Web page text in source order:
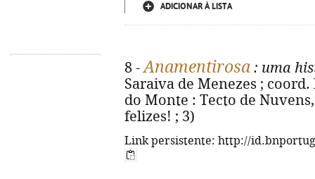
ADICIONAR À LISTA
8 -Anamentirosa : uma
Saraiva de Menezes ;
do Monte : Tecto de
felizes! ; 3)
Link persistente: http://